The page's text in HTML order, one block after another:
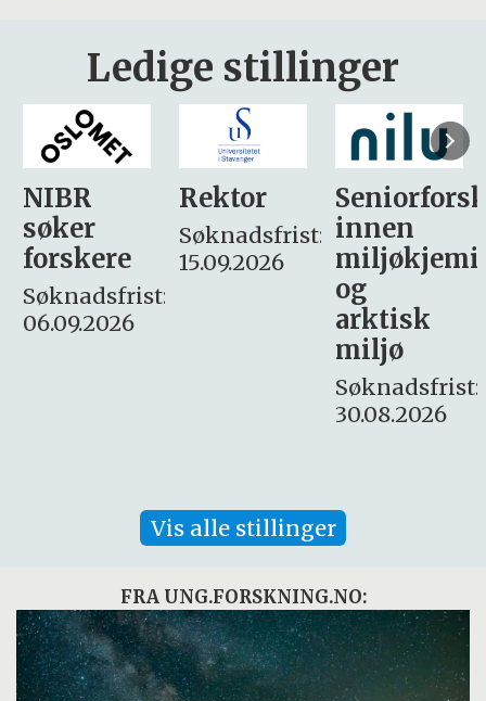
Ledige stillinger
Rektor
Søknadsfrist:
15.09.2026
Seniorforsker
innen
miljøkjemi
søker
– fast
Søknadsfrist:
16. august.
Vis alle stillinger
FRA UNG.FORSKNING.NO: